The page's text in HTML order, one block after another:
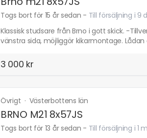
Togs bort för 15 år sedan - Till försäljning i 9
Klassisk studsare från Brno i gott skick. -
vänstra sida, möjliggör kikarmontage.
3 000 kr
Övrigt · Västerbottens län
BRNO M21 8x57JS
Togs bort för 13 år sedan - Till försäljning i 1